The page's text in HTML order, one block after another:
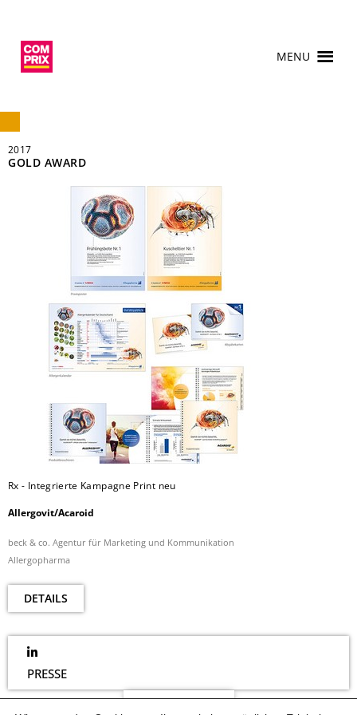
MENU
2017
GOLD AWARD
Rx - Integrierte Kampagne Print neu
Allergovit/Acaroid
beck & co. Agentur für Marketing und Kommunikation
Allergopharma
DETAILS
PRESSE